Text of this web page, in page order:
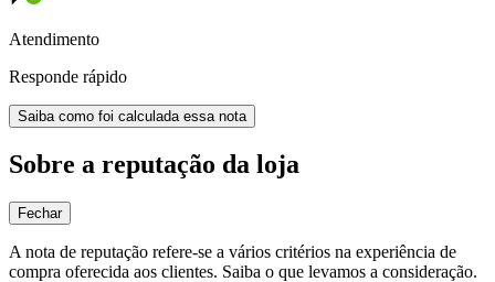
Atendimento
Responde rápido
Saiba como foi calculada essa nota
Sobre a reputação da loja
Fechar
A nota de reputação refere-se a vários critérios na experiência de
compra oferecida aos clientes. Saiba o que levamos a consideração.